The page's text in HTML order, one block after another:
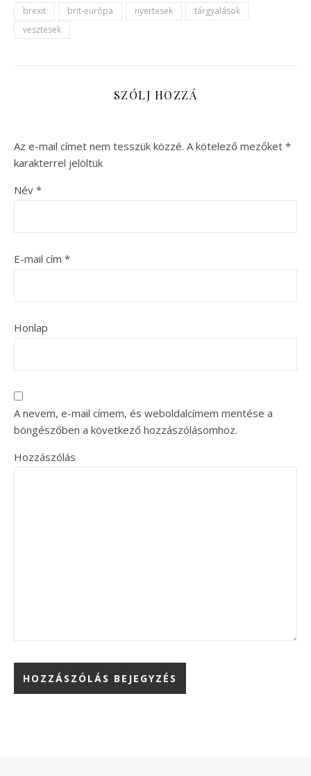
brexit brit-európa nyertesek
tárgyalások
vesztesek
SZÓLJ HOZZÁ
Az e-mail címet nem tesszük közzé. A kötelező mezőket *
karakterrel jelöltük
Név *
E-mail cím *
Honlap
A nevem, e-mail címem, és weboldalcímem mentése a
böngészőben a következő hozzászólásomhoz.
Hozzászólás